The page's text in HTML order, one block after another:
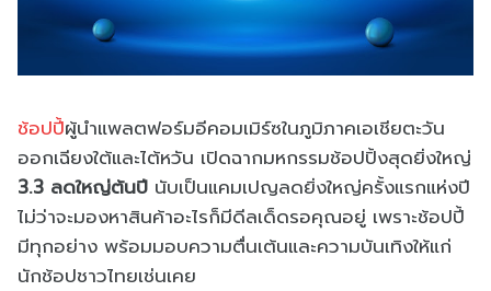
ช้อปปี้ผู้นำแพลตฟอร์มอีคอมเมิร์ซในภูมิภาคเอเชียตะวัน
ออกเฉียงใต้และไต้หวัน เปิดฉากมหกรรมช้อปปิ้งสุดยิ่งใหญ่
3.3 ลดใหญ่ต้นปี นับเป็นแคมเปญลดยิ่งใหญ่ครั้งแรกแห่งปี
ไม่ว่าจะมองหาสินค้าอะไรก็มีดีลเด็ดรอคุณอยู่ เพราะช้อปปี้
มีทุกอย่าง พร้อมมอบความตื่นเต้นและความบันเทิงให้แก่
นักช้อปชาวไทยเช่นเคย